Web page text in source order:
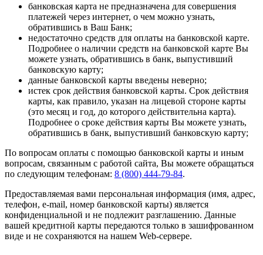
банковская карта не предназначена для совершения
платежей через интернет, о чем можно узнать,
обратившись в Ваш Банк;
недостаточно средств для оплаты на банковской карте.
Подробнее о наличии средств на банковской карте Вы
можете узнать, обратившись в банк, выпустивший
банковскую карту;
данные банковской карты введены неверно;
истек срок действия банковской карты. Срок действия
карты, как правило, указан на лицевой стороне карты
(это месяц и год, до которого действительна карта).
Подробнее о сроке действия карты Вы можете узнать,
обратившись в банк, выпустивший банковскую карту;
По вопросам оплаты с помощью банковской карты и иным
вопросам, связанным с работой сайта, Вы можете обращаться
по следующим телефонам: 8 (800) 444-79-84.
Предоставляемая вами персональная информация (имя, адрес,
телефон, e-mail, номер банковской карты) является
конфиденциальной и не подлежит разглашению. Данные
вашей кредитной карты передаются только в зашифрованном
виде и не сохраняются на нашем Web-сервере.